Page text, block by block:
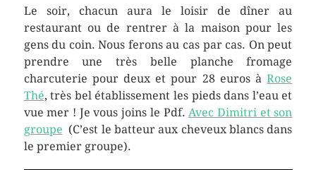
Le soir, chacun aura le loisir de dîner au
restaurant ou de rentrer à la maison pour les
gens du coin. Nous ferons au cas par cas. On peut
prendre une très belle planche fromage
charcuterie pour deux et pour 28 euros àRose
Thé, très bel établissement les pieds dans l’eau et
vue mer ! Je vous joins le Pdf.Avec Dimitri et son
groupe (C’est le batteur aux cheveux blancs dans
le premier groupe).